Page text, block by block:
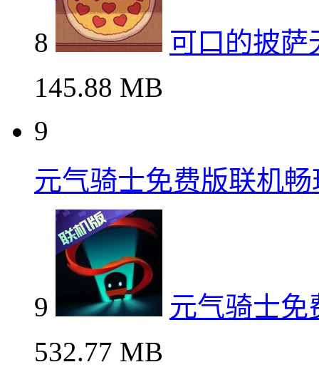
8
可口的披萨
145.88 MB
9
元气骑士免费版联机
9
元气骑士免
532.77 MB